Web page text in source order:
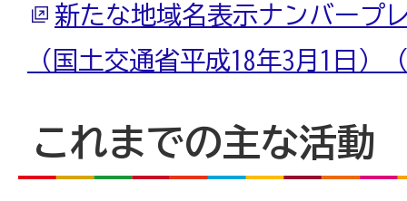
新たな地域名表示ナンバープ
（国土交通省平成18年3月1日）
これまでの主な活動